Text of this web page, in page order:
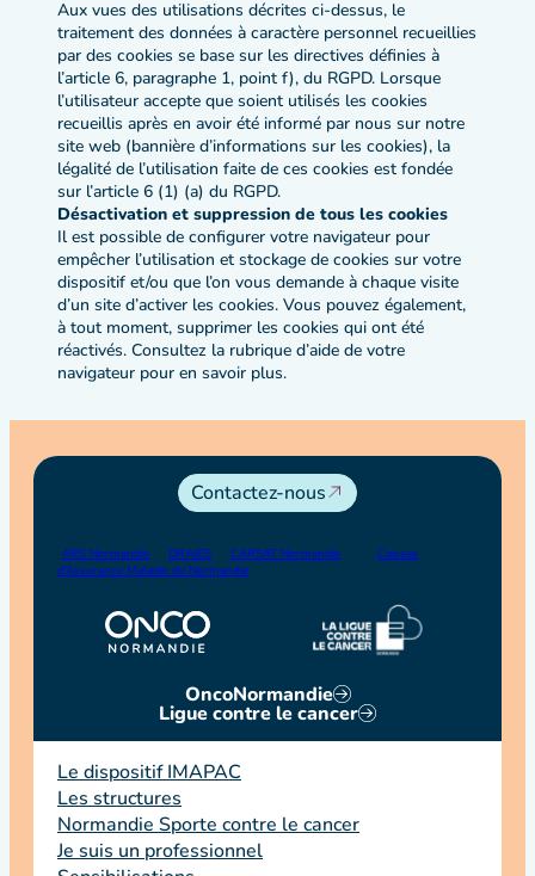
Aux vues des utilisations décrites ci-dessus, le
traitement des données à caractère personnel recueillies
par des cookies se base sur les directives définies à
l’article 6, paragraphe 1, point f), du RGPD. Lorsque
l’utilisateur accepte que soient utilisés les cookies
recueillis après en avoir été informé par nous sur notre
site web (bannière d’informations sur les cookies), la
légalité de l’utilisation faite de ces cookies est fondée
sur l’article 6 (1) (a) du RGPD.
Désactivation et suppression de tous les cookies
Il est possible de configurer votre navigateur pour
empêcher l’utilisation et stockage de cookies sur votre
dispositif et/ou que l’on vous demande à chaque visite
d’un site d’activer les cookies. Vous pouvez également,
à tout moment, supprimer les cookies qui ont été
réactivés. Consultez la rubrique d’aide de votre
navigateur pour en savoir plus.
Contactez-nous
ARS Normandie DRAJES CARSAT Normandie
Caisses
d’Assurance Maladie de Normandie
OncoNormandie
Ligue contre le cancer
Le dispositif IMAPAC
Les structures
Normandie Sporte contre le cancer
Je suis un professionnel